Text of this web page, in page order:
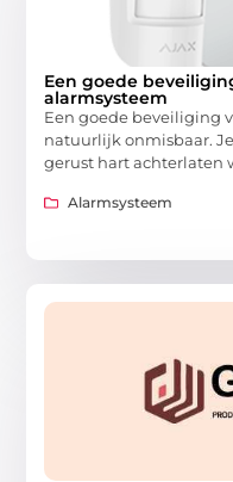
Een goede
alarmsysteem
Een goede beveiliging
natuurlijk onmisbaar.
gerust hart achterlaten
Alarmsysteem